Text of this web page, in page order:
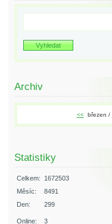
Archiv
<< březen /
Statistiky
Online: 3
Celkem:
1672503
Měsíc:
8491
Den:
299